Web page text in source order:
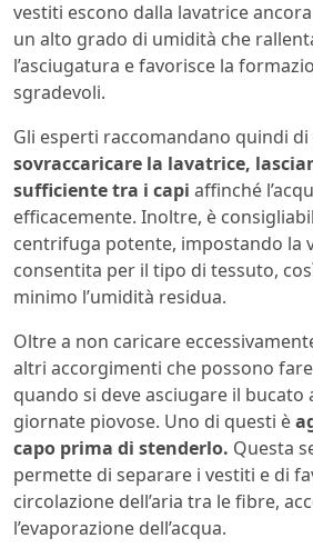
vestiti escono dalla lavatrice
un alto grado di umidità che
l’asciugatura e favorisce la
sgradevoli.
Gli esperti raccomandano quindi di
sovraccaricare la lavatrice,
sufficiente tra i capi affinché
efficacemente. Inoltre, è
centrifuga potente, impostando la
consentita per il tipo di tessuto,
minimo l’umidità residua.
Oltre a non caricare
altri accorgimenti che possono
quando si deve asciugare il
giornate piovose. Uno di questi è
capo prima di stenderlo. Questa
permette di separare i vestiti e di
circolazione dell’aria tra le fibre,
l’evaporazione dell’acqua.